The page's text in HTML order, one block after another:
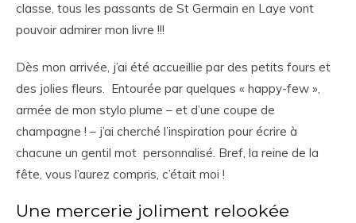
classe, tous les passants de St Germain en Laye vont
pouvoir admirer mon livre !!!
Dès mon arrivée, j’ai été accueillie par des petits fours et
des jolies fleurs. Entourée par quelques « happy-few »,
armée de mon stylo plume – et d’une coupe de
champagne ! – j’ai cherché l’inspiration pour écrire à
chacune un gentil mot personnalisé. Bref, la reine de la
fête, vous l’aurez compris, c’était moi !
Une mercerie joliment relookée